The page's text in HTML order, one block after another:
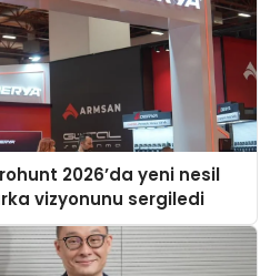
2026’da yeni nesil
vizyonunu sergiledi